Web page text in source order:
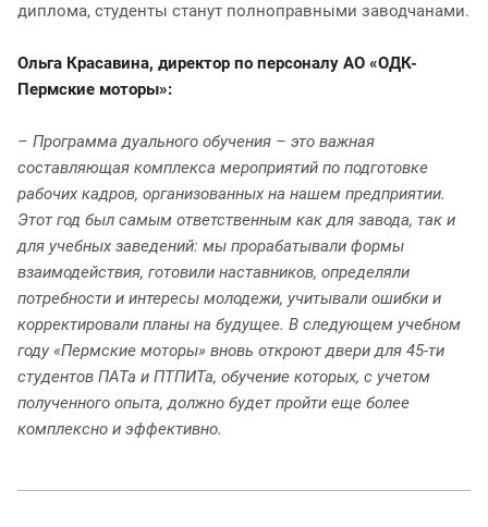
диплома, студенты станут полноправными заводчанами.
Ольга Красавина, директор по персоналу АО «ОДК-
Пермские моторы»:
– Программа дуального обучения – это важная
составляющая комплекса мероприятий по подготовке
рабочих кадров, организованных на нашем предприятии.
Этот год был самым ответственным как для завода, так и
для учебных заведений: мы прорабатывали формы
взаимодействия, готовили наставников, определяли
потребности и интересы молодежи, учитывали ошибки и
корректировали планы на будущее. В следующем учебном
году «Пермские моторы» вновь откроют двери для 45-ти
студентов ПАТа и ПТПИТа, обучение которых, с учетом
полученного опыта, должно будет пройти еще более
комплексно и эффективно.